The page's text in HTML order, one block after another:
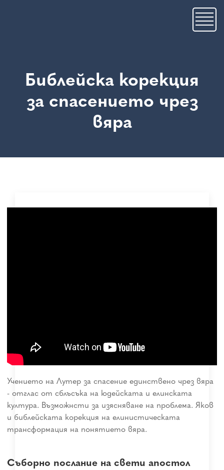
Библейска корекция
за спасението чрез
вяра
Учението на Лутер за спасение единствено чрез вяра
- отглас от сблъсъка на юдейската и елинската
култура. Възможнсти за изясняване на проблема. Яков
и библейската корекция на елинистическата
трансформация на понятието вяра.
Съборно послание на свети апостол